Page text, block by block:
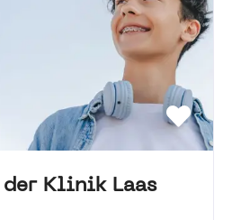
der Klinik Laas